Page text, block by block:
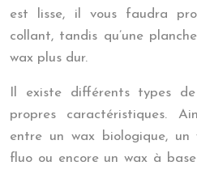
est lisse, il vous faudra
collant, tandis qu’une
wax plus dur.
Il existe différents types
propres caractéristiques.
entre un wax biologique, un
fluo ou encore un wax à